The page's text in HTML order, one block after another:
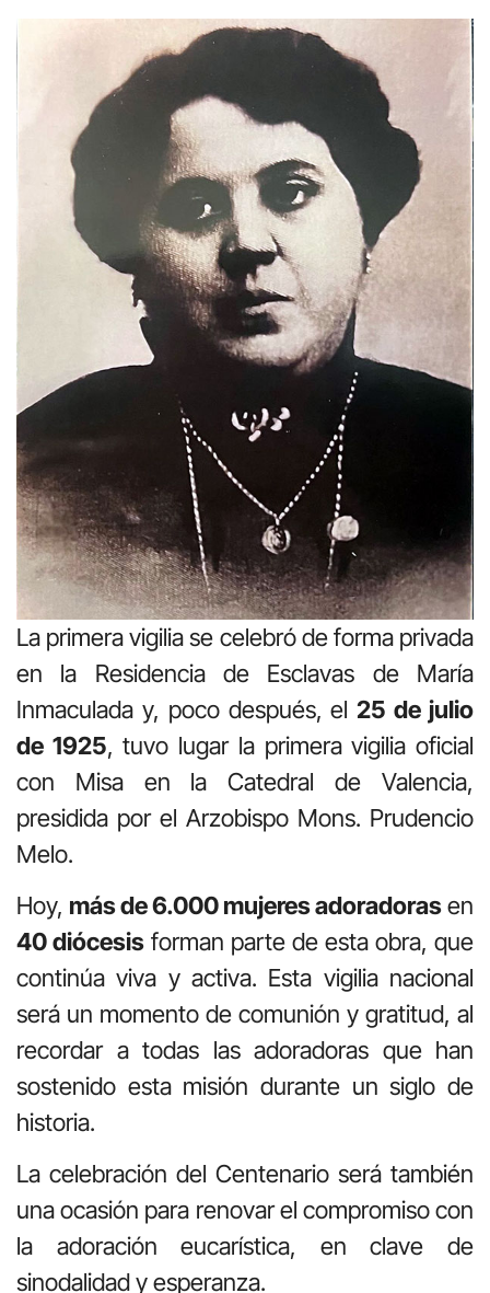
La primera vigilia se celebró de forma privada
en la Residencia de Esclavas de María
Inmaculada y, poco después, el25 de julio
de 1925, tuvo lugar la primera vigilia oficial
con Misa en la Catedral de Valencia,
presidida por el Arzobispo Mons. Prudencio
Melo.
Hoy, más de 6.000 mujeres adoradorasen
40 diócesis forman parte de esta obra, que
continúa viva y activa. Esta vigilia nacional
será un momento de comunión y gratitud, al
recordar a todas las adoradoras que han
sostenido esta misión durante un siglo de
historia.
La celebración del Centenario será también
una ocasión para renovar el compromiso con
la adoración eucarística, en clave de
sinodalidad y esperanza.